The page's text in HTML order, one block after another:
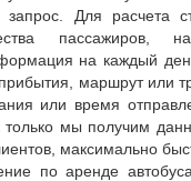
Для расчета
пассажиров,
на каждый
маршрут или
или время
только мы получим
максимально
по аренде